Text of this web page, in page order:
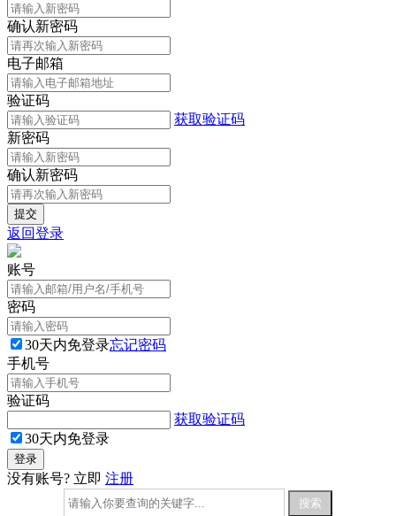
确认新密码
电子邮箱
验证码
获取验证码
新密码
确认新密码
返回登录
账号
密码
30天内免登录忘记密码
手机号
验证码
获取验证码
30天内免登录
没有账号? 立即 注册